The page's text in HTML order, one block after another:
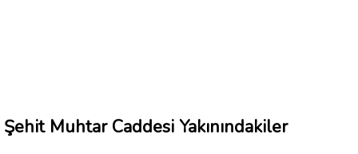
Şehit Muhtar Caddesi Yakınındakiler